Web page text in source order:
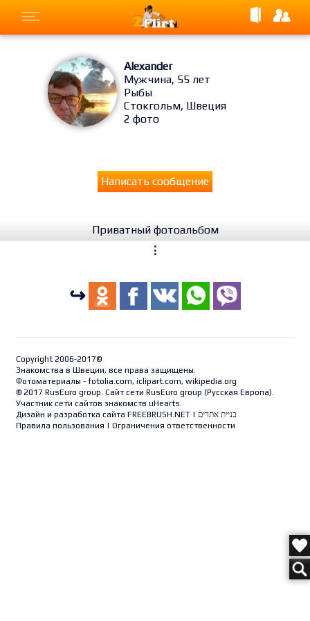
Alexander
Мужчина, 55 лет
Рыбы
Стокгольм, Швеция
2 фото
Написать сообщение
Приватный фотоальбом
⋮
↪
Copyright 2006-2017©
Знакомства в Швеции, все права защищены.
Фотоматериалы - fotolia.com, iclipart.com, wikipedia.org
© 2017 RusEuro group. Сайт сети RusEuro group (Русская Европа).
Участник сети сайтов знакомств uHearts.
Дизайн и разработка сайта FREEBRUSH.NET| בניית אתרים
Правила пользования | Ограничения ответственности